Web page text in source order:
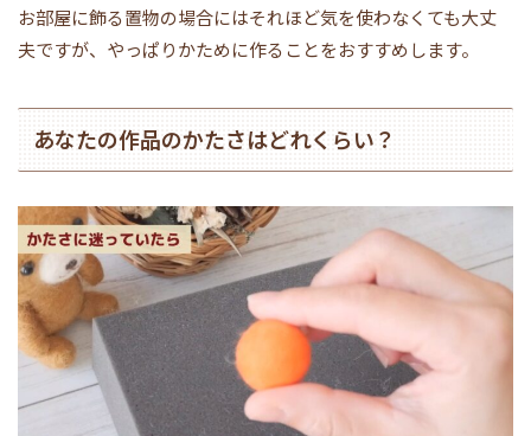
お部屋に飾る置物の場合にはそれほど気を使わなくても大丈
夫ですが、やっぱりかために作ることをおすすめします。
あなたの作品のかたさはどれくらい？